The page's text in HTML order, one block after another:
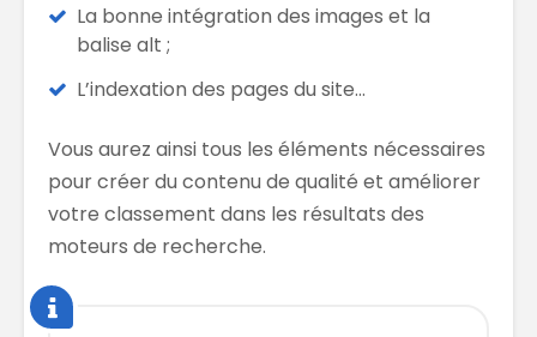
La bonne intégration des images et la
balise alt ;
L’indexation des pages du site…
Vous aurez ainsi tous les éléments nécessaires
pour créer du contenu de qualité et améliorer
votre classement dans les résultats des
moteurs de recherche.